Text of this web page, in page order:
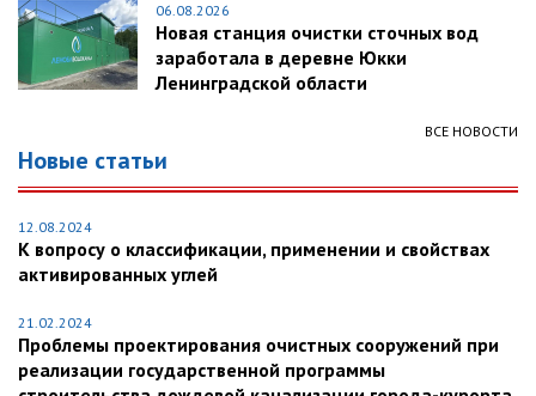
06.08.2026
Новая станция очистки сточных вод
заработала в деревне Юкки
Ленинградской области
ВСЕ НОВОСТИ
Новые статьи
12.08.2024
К вопросу о классификации, применении и свойствах
активированных углей
21.02.2024
Проблемы проектирования очистных сооружений при
реализации государственной программы